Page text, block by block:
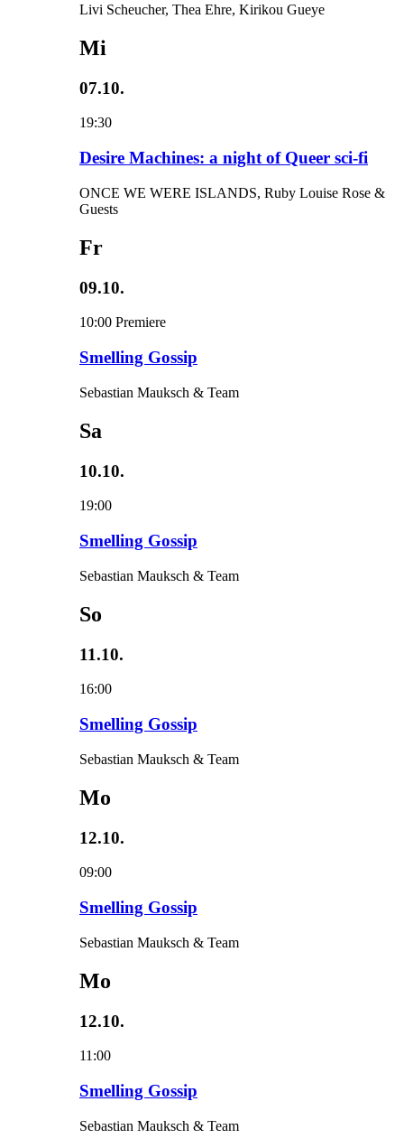
Livi Scheucher, Thea Ehre, Kirikou Gueye
Mi
07.10.
19:30
Desire Machines: a night of Queer sci-fi
ONCE WE WERE ISLANDS, Ruby Louise Rose &
Guests
Fr
09.10.
10:00 Premiere
Smelling Gossip
Sebastian Mauksch & Team
Sa
10.10.
19:00
Smelling Gossip
Sebastian Mauksch & Team
So
11.10.
16:00
Smelling Gossip
Sebastian Mauksch & Team
Mo
12.10.
09:00
Smelling Gossip
Sebastian Mauksch & Team
Mo
12.10.
11:00
Smelling Gossip
Sebastian Mauksch & Team